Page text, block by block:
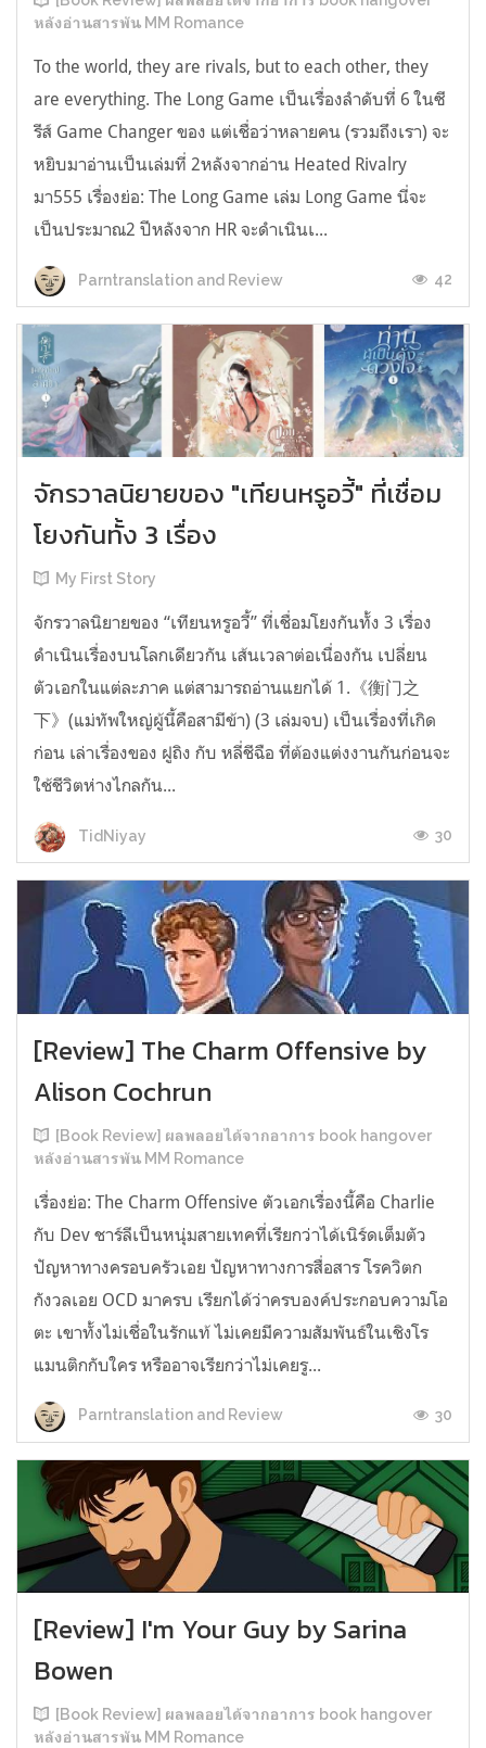
หลังอ่านสารพัน MM Romance
To the world, they are rivals, but to each other, they
are everything. The Long Game เป็นเรื่องลำดับที่ 6 ในซี
รีส์ Game Changer ของ แต่เชื่อว่าหลายคน (รวมถึงเรา) จะ
หยิบมาอ่านเป็นเล่มที่ 2หลังจากอ่าน Heated Rivalry
มา555 เรื่องย่อ: The Long Game เล่ม Long Game นี่จะ
เป็นประมาณ2 ปีหลังจาก HR จะดำเนินเ...
Parntranslation and Review 42
จักรวาลนิยายของ "เทียนหรูอวี้" ที่เชื่อม
โยงกันทั้ง 3 เรื่อง
My First Story
จักรวาลนิยายของ “เทียนหรูอวี้” ที่เชื่อมโยงกันทั้ง 3 เรื่อง
ดำเนินเรื่องบนโลกเดียวกัน เส้นเวลาต่อเนื่องกัน เปลี่ยน
ตัวเอกในแต่ละภาค แต่สามารถอ่านแยกได้ 1.《衡门之
下》(แม่ทัพใหญ่ผู้นี้คือสามีข้า) (3 เล่มจบ) เป็นเรื่องที่เกิด
ก่อน เล่าเรื่องของ ฝูถิง กับ หลี่ชีฉือ ที่ต้องแต่งงานกันก่อนจะ
ใช้ชีวิตห่างไกลกัน...
TidNiyay 30
[Review] The Charm Offensive by
Alison Cochrun
[Book Review] ผลพลอยได้จากอาการ book hangover
หลังอ่านสารพัน MM Romance
เรื่องย่อ: The Charm Offensive ตัวเอกเรื่องนี้คือ Charlie
กับ Dev ชาร์ลีเป็นหนุ่มสายเทคที่เรียกว่าได้เนิร์ดเต็มตัว
ปัญหาทางครอบครัวเอย ปัญหาทางการสื่อสาร โรควิตก
กังวลเอย OCD มาครบ เรียกได้ว่าครบองค์ประกอบความโอ
ตะ เขาทั้งไม่เชื่อในรักแท้ ไม่เคยมีความสัมพันธ์ในเชิงโร
แมนติกกับใคร หรืออาจเรียกว่าไม่เคยรู...
Parntranslation and Review 30
[Review] I'm Your Guy by Sarina
Bowen
[Book Review] ผลพลอยได้จากอาการ book hangover
หลังอ่านสารพัน MM Romance